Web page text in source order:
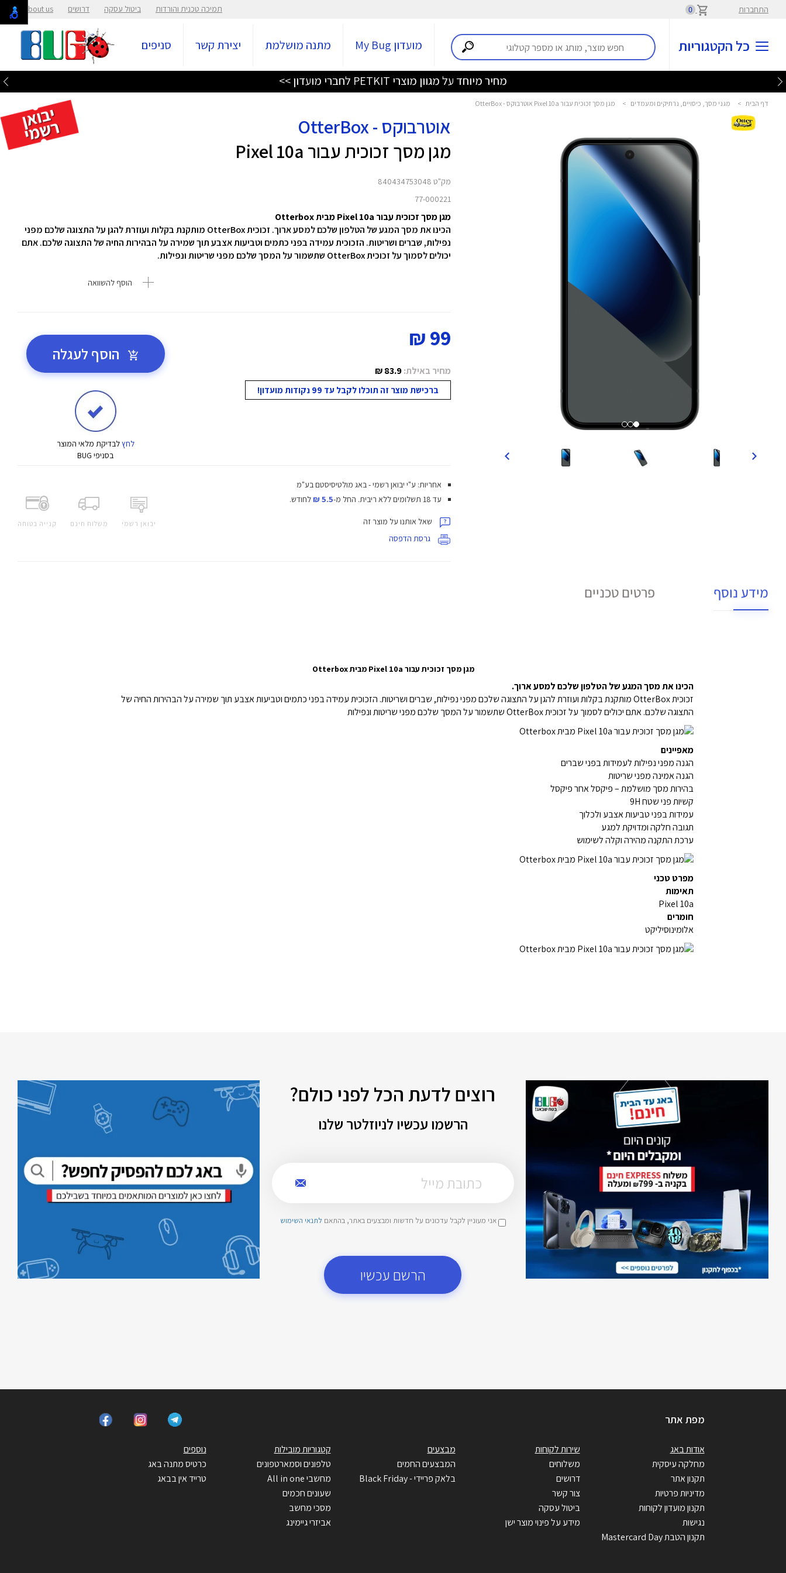
התחברות 0 תמיכה טכנית והורדות ביטול עסקה דרושים About us
כל הקטגוריות מועדון My Bug מתנה מושלמת יצירת קשר סניפים
מחיר מיוחד על מגוון מוצרי PETKIT לחברי מועדון >>
דף הבית > מגני מסך, כיסויים, נרתיקים ומעמדים > מגן מסך זכוכית עבור Pixel 10a אוטרבוקס - OtterBox
אוטרבוקס - OtterBox
מגן מסך זכוכית עבור Pixel 10a
מק"ט 840434753048
77-000221
מגן מסך זכוכית עבור Pixel 10a מבית Otterbox
הכינו את מסך המגע של הטלפון שלכם למסע ארוך. זכוכית OtterBox מותקנת בקלות ועוזרת להגן על התצוגה שלכם מפני
נפילות, שברים ושריטות. הזכוכית עמידה בפני כתמים וטביעות אצבע תוך שמירה על הבהירות החיה של התצוגה שלכם. אתם
יכולים לסמוך על זכוכית OtterBox שתשמור על המסך שלכם מפני שריטות ונפילות.
הוסף להשוואה
99 ₪
מחיר באילת:83.9 ₪
ברכישת מוצר זה תוכלו לקבל עד 99 נקודות מועדון!
הוסף לעגלה
לחץלבדיקת מלאי המוצר
בסניפי BUG
יבואן רשמי משלוח חינם קנייה בטוחה
אחריות: ע"י יבואן רשמי - באג מולטיסיסטם בע"מ
עד 18 תשלומים ללא ריבית.
החל מ-5.5 ₪ לחודש.
שאל אותנו על מוצר זה
גרסת הדפסה
מידע נוסף פרטים טכניים
מגן מסך זכוכית עבור Pixel 10a מבית Otterbox
הכינו את מסך המגע של הטלפון שלכם למסע ארוך.
זכוכית OtterBox מותקנת בקלות ועוזרת להגן על התצוגה שלכם מפני נפילות, שברים ושריטות. הזכוכית עמידה בפני כתמים וטביעות אצבע תוך שמירה על הבהירות החיה של
התצוגה שלכם. אתם יכולים לסמוך על זכוכית OtterBox שתשמור על המסך שלכם מפני שריטות ונפילות
מאפיינים
הגנה מפני נפילות לעמידות בפני שברים
הגנה אמינה מפני שריטות
בהירות מסך מושלמת – פיקסל אחר פיקסל
קשיות פני שטח 9H
עמידות בפני טביעות אצבע ולכלוך
תגובה חלקה ומדויקת למגע
ערכת התקנה מהירה וקלה לשימוש
מפרט טכני
תאימות
Pixel 10a
חומרים
אלומינוסיליקט
רוצים לדעת הכל לפני כולם?
הרשמו עכשיו לניוזלטר שלנו
אני מעוניין לקבל עדכונים על חדשות ומבצעים באתר, בהתאם לתנאי השימוש
הרשם עכשיו
מפת אתר
אודות באג
מחלקה עיסקית
תקנון אתר
מדיניות פרטיות
תקנון מועדון לקוחות
נגישות
תקנון הטבת Mastercard Day
שירות לקוחות
משלוחים
דרושים
צור קשר
ביטול עסקה
מידע על פינוי מוצר ישן
מבצעים
המבצעים החמים
בלאק פריידי - Black Friday
קטגוריות מובילות
טלפונים וסמארטפונים
מחשבי All in one
שעונים חכמים
מסכי מחשב
אביזרי גיימינג
נוספים
כרטיס מתנה באג
טרייד אין בבאג